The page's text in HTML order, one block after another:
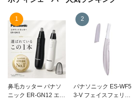
1
鼻毛カッター パナソ
ニック ER-GN12 エチ
2
パナソニック ES-WF5
3-V フェイスフェリエ
除外ワード